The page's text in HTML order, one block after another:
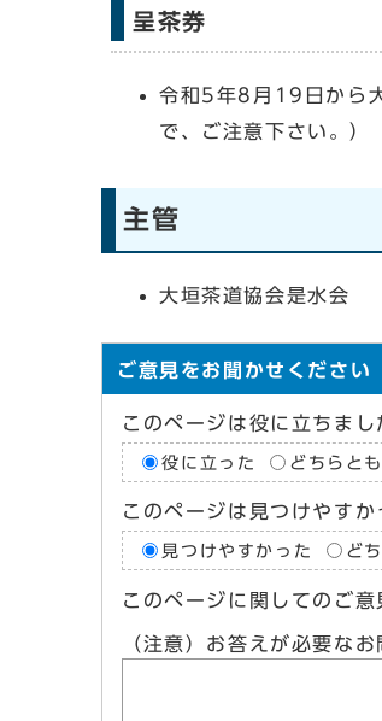
呈茶券
令和5年8月19日から
で、ご注意下さい。）
主管
大垣茶道協会是水会
ご意見をお聞かせください
このページは役に立ちまし
役に立った どちらと
このページは見つけやすか
見つけやすかった ど
このページに関してのご
（注意）お答えが必要な